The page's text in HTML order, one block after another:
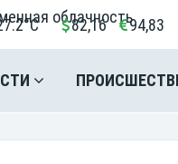
82,16 94,83